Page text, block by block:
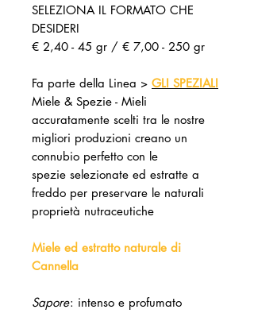
SELEZIONA IL FORMATO CHE
DESIDERI
€ 2,40 - 45 gr / € 7,00 - 250 gr
Fa parte della Linea > GLI SPEZIALI
Miele & Spezie - Mieli
accuratamente scelti tra le nostre
migliori produzioni creano un
connubio perfetto con le
spezie selezionate ed estratte a
freddo per preservare le naturali
proprietà nutraceutiche
Miele ed estratto naturale di
Cannella
Sapore: intenso e profumato